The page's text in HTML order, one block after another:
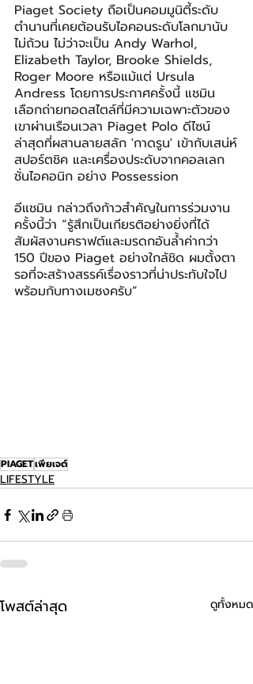
Piaget Society ถือเป็นคอมมูนิตี้ระดับ
ตำนานที่เคยต้อนรับไอคอนระดับโลกมานับ
ไม่ถ้วน ไม่ว่าจะเป็น Andy Warhol,
Elizabeth Taylor, Brooke Shields,
Roger Moore หรือแม้แต่ Ursula
Andress โดยการประกาศครั้งนี้ แชมิน
เลือกถ่ายทอดสไตล์ที่มีความเฉพาะตัวของ
เขาผ่านเรือนเวลา Piaget Polo ดีไซน์
ล่าสุดที่ผสานลายสลัก 'กาดรูน' เข้ากับเสน่ห์
สปอร์ตชิค และเครื่องประดับจากคอลเลก
ชั่นไอคอนิก อย่าง Possession
อีแชมิน กล่าวถึงก้าวสำคัญในการร่วมงาน
ครั้งนี้ว่า “รู้สึกเป็นเกียรติอย่างยิ่งที่ได้
สัมผัสงานคราฟต์และมรดกอันล้ำค่ากว่า
150 ปีของ Piaget อย่างใกล้ชิด ผมตั้งตา
รอที่จะสร้างสรรค์เรื่องราวที่น่าประทับใจไป
พร้อมกับทางเมซงครับ”
PIAGETเพียเจต์
LIFESTYLE
โพสต์ล่าสุด ดูทั้งหมด